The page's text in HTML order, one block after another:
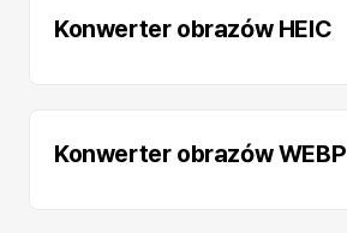
Konwerter obrazów HEIC
Konwerter obrazów WEBP